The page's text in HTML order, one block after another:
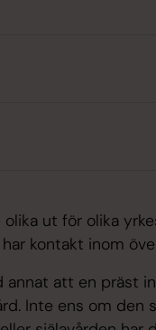
ut för olika
kontakt inom
att en präst
Inte ens om den